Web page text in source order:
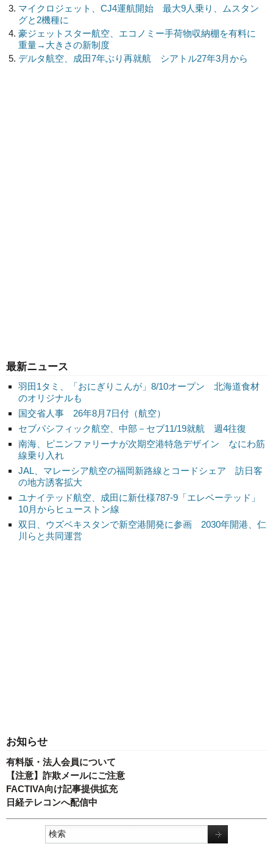
最新ニュース
羽田1タミ、「おにぎりこんが」8/10オープン 北海道食材
のオリジナルも
国交省人事 26年8月7日付（航空）
セブパシフィック航空、中部－セブ11/19就航 週4往復
南海、ピニンファリーナが次期空港特急デザイン なにわ筋
線乗り入れ
JAL、マレーシア航空の福岡新路線とコードシェア 訪日客
の地方誘客拡大
ユナイテッド航空、成田に新仕様787-9「エレベーテッド」
10月からヒューストン線
双日、ウズベキスタンで新空港開発に参画 2030年開港、仁
川らと共同運営
お知らせ
有料版・法人会員について
【注意】詐欺メールにご注意
FACTIVA向け記事提供拡充
日経テレコンへ配信中
マイクロジェット、CJ4運航開始 最大9人乗り、ムスタン
グと2機種に
豪ジェットスター航空、エコノミー手荷物収納棚を有料に
重量→大きさの新制度
デルタ航空、成田7年ぶり再就航 シアトル27年3月から